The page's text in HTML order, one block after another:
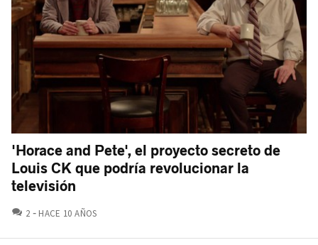
'Horace and Pete', el proyecto secreto de
Louis CK que podría revolucionar la
televisión
2 COMENTARIOS
HACE 10 AÑOS